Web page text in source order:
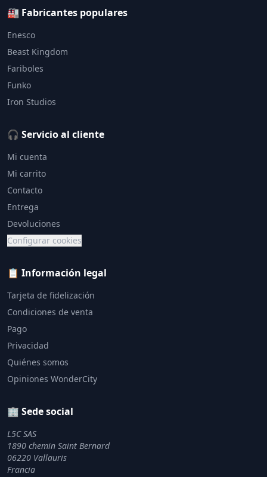
🏭 Fabricantes populares
Enesco
Beast Kingdom
Fariboles
Funko
Iron Studios
🎧 Servicio al cliente
Mi cuenta
Mi carrito
Contacto
Entrega
Devoluciones
Configurar cookies
📋 Información legal
Tarjeta de fidelización
Condiciones de venta
Pago
Privacidad
Quiénes somos
Opiniones WonderCity
🏢 Sede social
L5C SAS
1890 chemin Saint Bernard
06220 Vallauris
Francia